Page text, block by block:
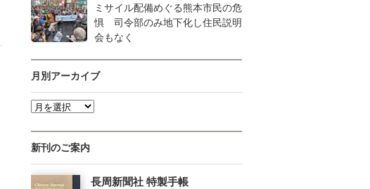
ミサイル配備めぐる熊本市民の危
惧 司令部のみ地下化し住民説明
会もなく
月別アーカイブ
新刊のご案内
長周新聞社 特製手帳